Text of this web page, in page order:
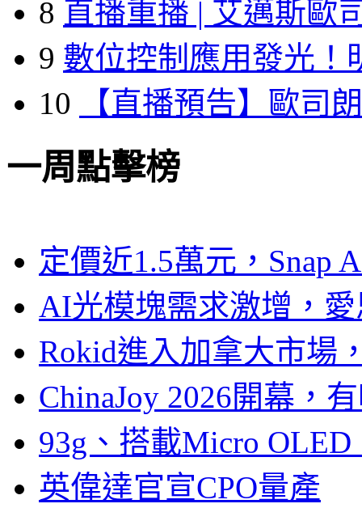
8 直播重播 | 艾邁斯歐
9 數位控制應用發光！
10
【直播預告】歐司
一周點擊榜
定價近1.5萬元，Snap
AI光模塊需求激增，
Rokid進入加拿大市場
ChinaJoy 2026開幕，
93g、搭載Micro
英偉達官宣CPO量產